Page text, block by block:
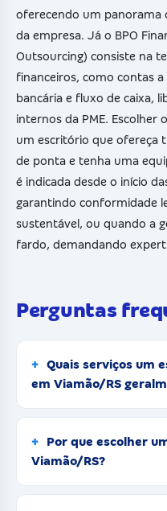
oferecendo um panorama
da empresa. Já o BPO
Outsourcing) consiste na
financeiros, como contas a
bancária e fluxo de caixa,
internos da PME. Escolher
um escritório que ofereça
de ponta e tenha uma
é indicada desde o início
garantindo conformidade
sustentável, ou quando a
fardo, demandando
Perguntas
Quais serviços um
em Viamão/RS
Por que escolher
Viamão/RS?